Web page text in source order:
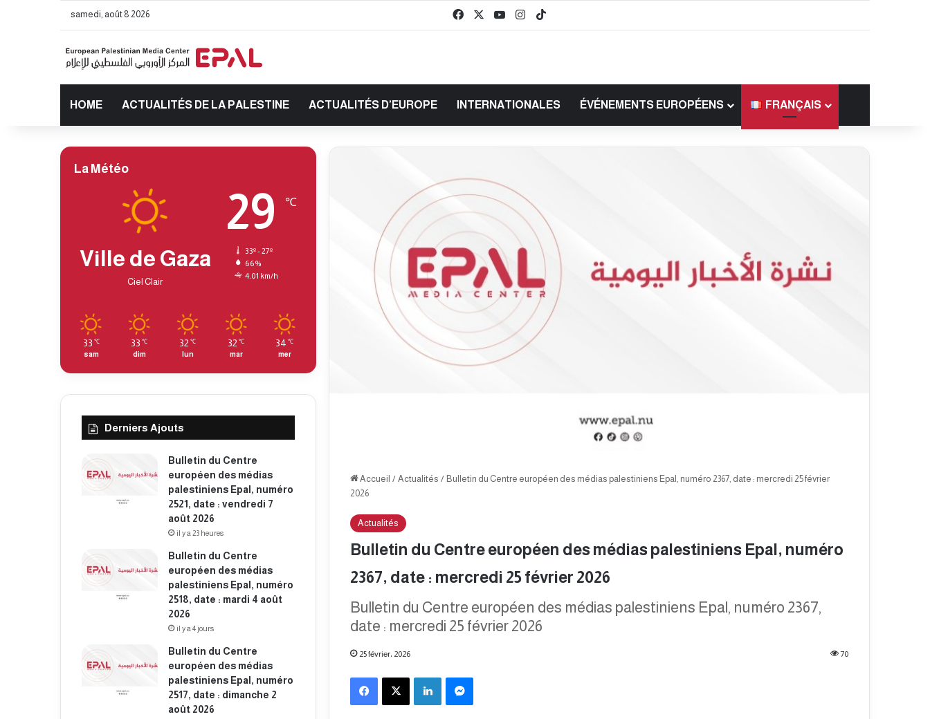
samedi, août 8 2026 FacebookYouTubeInstagram
HOME ACTUALITÉS DE LA PALESTINE ACTUALITÉS D’EUROPE INTERNATIONALES ÉVÉNEMENTS EUROPÉENS FRANÇAIS
Accueil / Actualités / Bulletin du Centre européen des médias palestiniens Epal, numéro 2367, date : mercredi 25 février
2026
Actualités
Bulletin du Centre européen des médias palestiniens Epal, numéro
2367, date : mercredi 25 février 2026
Bulletin du Centre européen des médias palestiniens Epal, numéro 2367,
date : mercredi 25 février 2026
25 février، 2026 70
Facebook X Linkedin
La Météo
Ville de Gaza
Ciel Clair
29 ℃
33º - 27º
66%
4.01 km/h
33 ℃
sam
33 ℃
dim
32 ℃
lun
32 ℃
mar
34 ℃
mer
Derniers Ajouts
Bulletin du Centre
européen des médias
palestiniens Epal, numéro
2521, date : vendredi 7
août 2026
il y a 23 heures
Bulletin du Centre
européen des médias
palestiniens Epal, numéro
2518, date : mardi 4 août
2026
il y a 4 jours
Bulletin du Centre
européen des médias
palestiniens Epal, numéro
2517, date : dimanche 2
août 2026